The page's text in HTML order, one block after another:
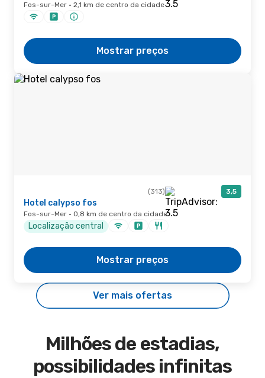
Fos-sur-Mer · 2,1 km de centro da cidade
Mostrar preços
(313) 3,5
Hotel calypso fos
Fos-sur-Mer · 0,8 km de centro da cidade
Localização central
Mostrar preços
Ver mais ofertas
Milhões de estadias,
possibilidades infinitas